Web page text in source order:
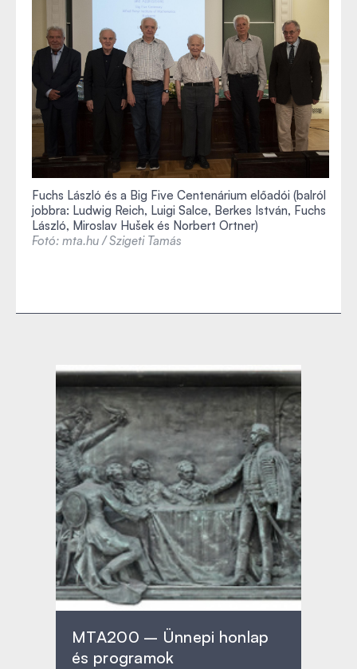
Fuchs László és a Big Five Centenárium előadói (balról
jobbra: Ludwig Reich, Luigi Salce, Berkes István, Fuchs
László, Miroslav Hušek és Norbert Ortner)
Fotó: mta.hu / Szigeti Tamás
MTA200 – Ünnepi honlap
és programok